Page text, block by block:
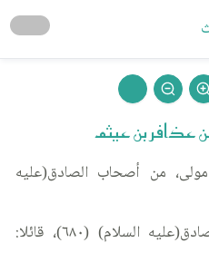
من أصحاب الصادق(عليه
و عده ثانيا من أصحاب الصادق(عليه السلام) (٦٨٠)، قائلا: